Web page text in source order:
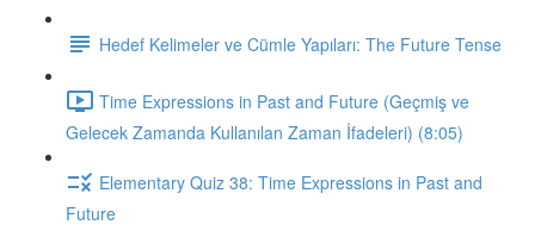
Hedef Kelimeler ve Cümle Yapıları: The Future Tense
Time Expressions in Past and Future (Geçmiş ve
Gelecek Zamanda Kullanılan Zaman İfadeleri) (8:05)
Elementary Quiz 38: Time Expressions in Past and
Future